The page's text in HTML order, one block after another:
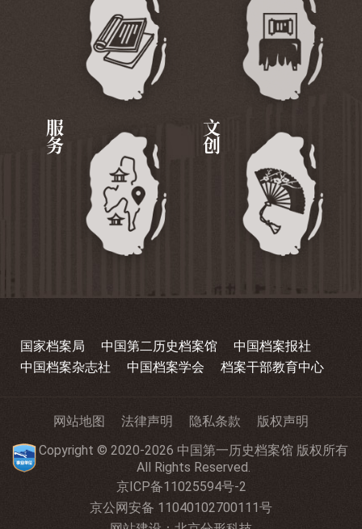
服务 文创
国家档案局 中国第二历史档案馆
中国档案报社
中国档案杂志社
中国档案学会 档案干部教育中心
网站地图 法律声明 隐私条款
版权声明
Copyright © 2020-2026 中国第一历史档案馆 版权所有
All Rights Reserved.
京ICP备11025594号-2
京公网安备 11040102700111号